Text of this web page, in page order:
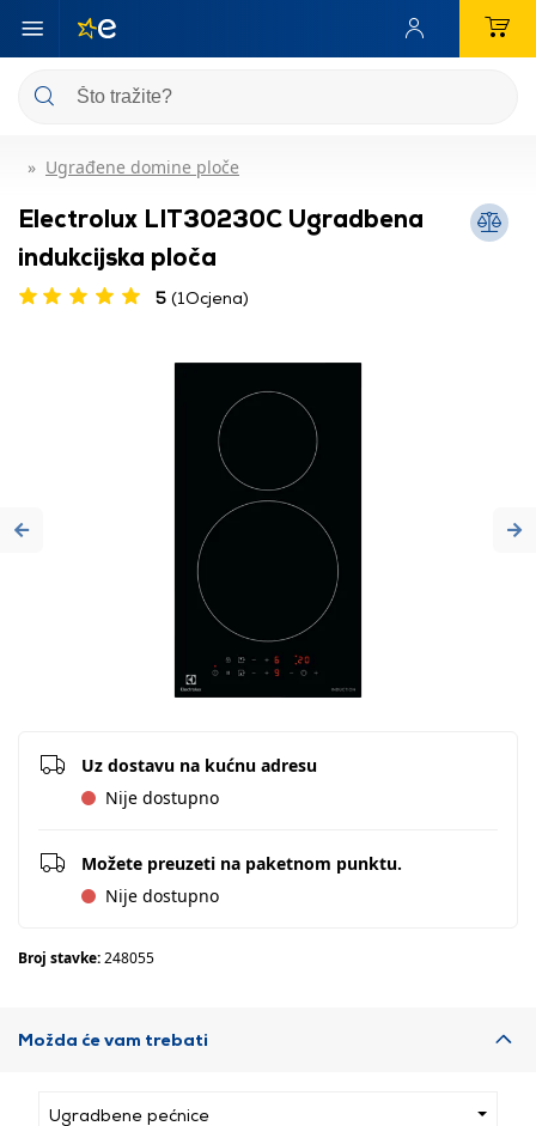
Ugrađene domine ploče
Electrolux LIT30230C Ugradbena
indukcijska ploča
5 (1Ocjena)
Previous
Uz dostavu na kućnu adresu
Nije dostupno
Možete preuzeti na paketnom punktu.
Nije dostupno
Broj stavke:248055
Možda će vam trebati
Ugradbene pećnice